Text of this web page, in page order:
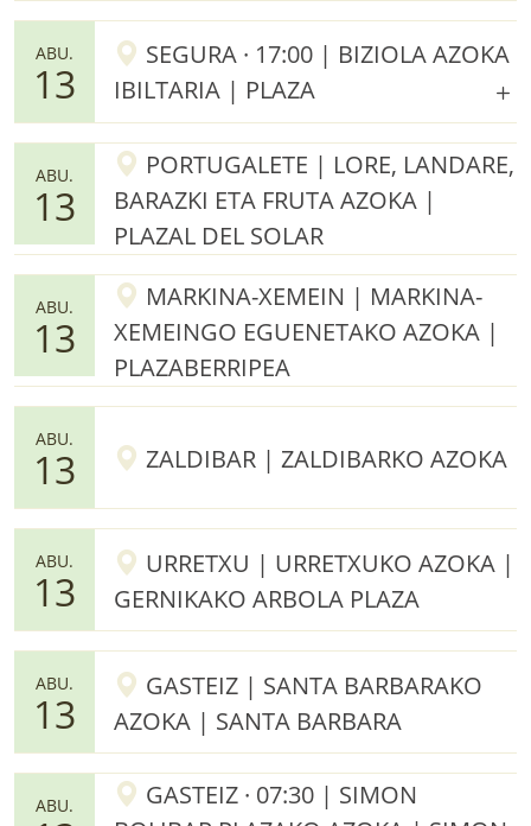
ABU.
13
SEGURA · 17:00 | BIZIOLA AZOKA
IBILTARIA | PLAZA
ABU.
13
PORTUGALETE | LORE, LANDARE,
BARAZKI ETA FRUTA AZOKA |
PLAZAL DEL SOLAR
ABU.
13
MARKINA-XEMEIN | MARKINA-
XEMEINGO EGUENETAKO AZOKA |
PLAZABERRIPEA
ABU.
13 ZALDIBAR | ZALDIBARKO AZOKA
ABU.
13
URRETXU | URRETXUKO AZOKA |
GERNIKAKO ARBOLA PLAZA
ABU.
13
GASTEIZ | SANTA BARBARAKO
AZOKA | SANTA BARBARA
ABU.
GASTEIZ · 07:30 | SIMON